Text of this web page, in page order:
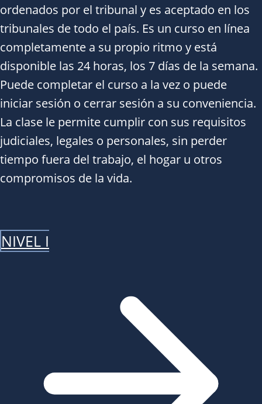
ordenados por el tribunal y es aceptado en los
tribunales de todo el país. Es un curso en línea
completamente a su propio ritmo y está
disponible las 24 horas, los 7 días de la semana.
Puede completar el curso a la vez o puede
iniciar sesión o cerrar sesión a su conveniencia.
La clase le permite cumplir con sus requisitos
judiciales, legales o personales, sin perder
tiempo fuera del trabajo, el hogar u otros
compromisos de la vida.
NIVEL I